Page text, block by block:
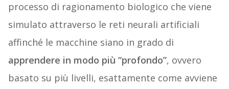
processo di ragionamento biologico che viene
simulato attraverso le reti neurali artificiali
affinché le macchine siano in grado di
apprendere in modo più “profondo”, ovvero
basato su più livelli, esattamente come avviene